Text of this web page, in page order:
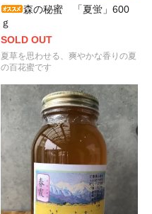
森の秘蜜 「夏蛍」600
ｇ
SOLD OUT
夏草を思わせる、爽やかな香りの夏
の百花蜜です